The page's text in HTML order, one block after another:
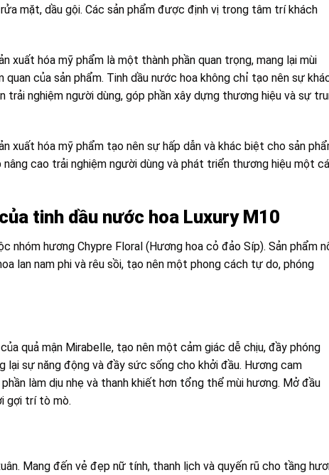
mặt, dầu gội. Các sản phẩm được định vị trong tâm trí khách
xuất hóa mỹ phẩm là một thành phần quan trọng, mang lại mùi
của sản phẩm. Tinh dầu nước hoa không chỉ tạo nên sự
trải nghiệm người dùng, góp phần xây dựng thương hiệu và sự
xuất hóa mỹ phẩm tạo nên sự hấp dẫn và khác biệt cho sản
cao trải nghiệm người dùng và phát triển thương hiệu một
tinh dầu nước hoa Luxury M10
nhóm hương Chypre Floral (Hương hoa cỏ đảo Síp). Sản phẩm
lan nam phi và rêu sồi, tạo nên một phong cách tự do, phóng
quả mận Mirabelle, tạo nên một cảm giác dễ chịu, đầy phóng
lại sự năng động và đầy sức sống cho khởi đầu. Hương cam
làm dịu nhẹ và thanh khiết hơn tổng thể mùi hương. Mở đầu
gợi trí tò mò.
Mang đến vẻ đẹp nữ tính, thanh lịch và quyến rũ cho tầng